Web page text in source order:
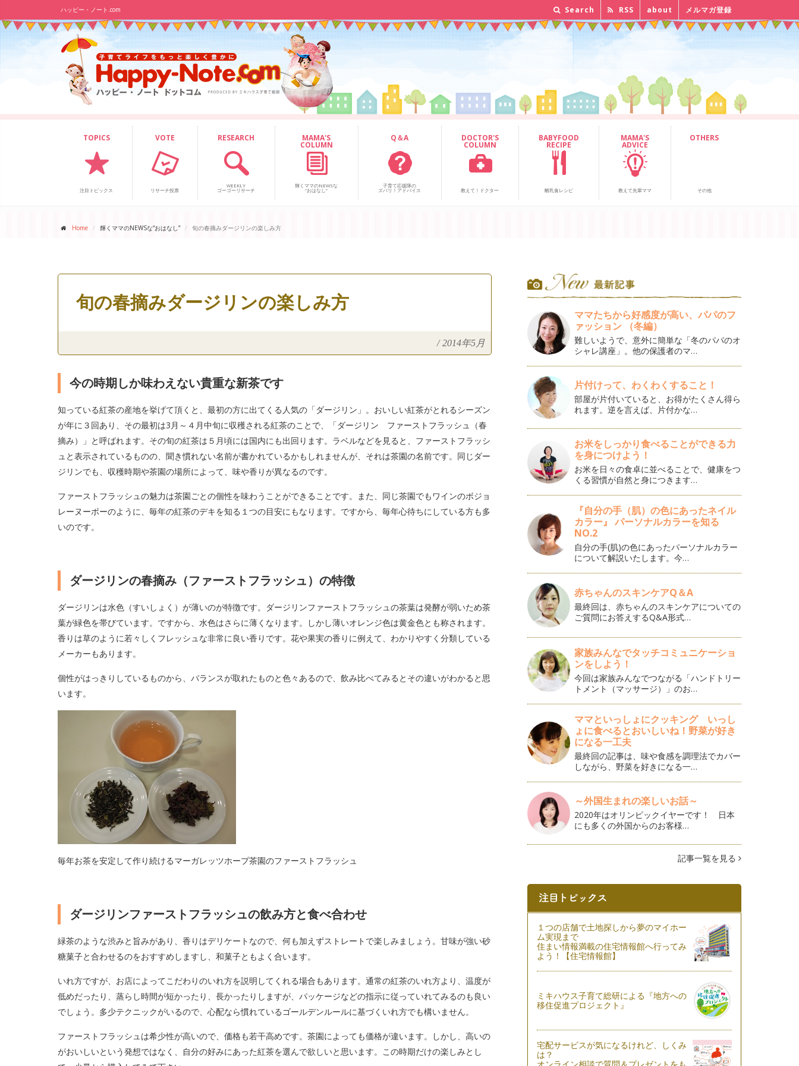
ハッピー・ノート.com Search RSS about メルマガ登録
TOPICS
注目トピックス
VOTE
リサーチ投票
RESEARCH
WEEKLY
ゴーゴーリサーチ
MAMA'S
COLUMN
輝くママのNEWSな
“おはなし”
Q＆A
子育て応援隊の
ズバリ！アドバイス
DOCTOR'S
COLUMN
教えて！ドクター
BABYFOOD
RECIPE
離乳食レシピ
MAMA'S
ADVICE
教えて先輩ママ
OTHERS
その他
Home 輝くママのNEWSな“おはなし” 旬の春摘みダージリンの楽しみ方
旬の春摘みダージリンの楽しみ方
/ 2014年5月
今の時期しか味わえない貴重な新茶です
知っている紅茶の産地を挙げて頂くと、最初の方に出てくる人気の「ダージリン」。おいしい紅茶がとれるシーズン
が年に３回あり、その最初は3月～４月中旬に収穫される紅茶のことで、「ダージリン ファーストフラッシュ（春
摘み）」と呼ばれます。その旬の紅茶は５月頃には国内にも出回ります。ラベルなどを見ると、ファーストフラッシ
ュと表示されているものの、聞き慣れない名前が書かれているかもしれませんが、それは茶園の名前です。同じダー
ジリンでも、収穫時期や茶園の場所によって、味や香りが異なるのです。
ファーストフラッシュの魅力は茶園ごとの個性を味わうことができることです。また、同じ茶園でもワインのボジョ
レーヌーボーのように、毎年の紅茶のデキを知る１つの目安にもなります。ですから、毎年心待ちにしている方も多
いのです。
ダージリンの春摘み（ファーストフラッシュ）の特徴
ダージリンは水色（すいしょく）が薄いのが特徴です。ダージリンファーストフラッシュの茶葉は発酵が弱いため茶
葉が緑色を帯びています。ですから、水色はさらに薄くなります。しかし薄いオレンジ色は黄金色とも称されます。
香りは草のように若々しくフレッシュな非常に良い香りです。花や果実の香りに例えて、わかりやすく分類している
メーカーもあります。
個性がはっきりしているものから、バランスが取れたものと色々あるので、飲み比べてみるとその違いがわかると思
います。
毎年お茶を安定して作り続けるマーガレッツホープ茶園のファーストフラッシュ
ダージリンファーストフラッシュの飲み方と食べ合わせ
緑茶のような渋みと旨みがあり、香りはデリケートなので、何も加えずストレートで楽しみましょう。甘味が強い砂
糖菓子と合わせるのをおすすめしますし、和菓子ともよく合います。
いれ方ですが、お店によってこだわりのいれ方を説明してくれる場合もあります。通常の紅茶のいれ方より、温度が
低めだったり、蒸らし時間が短かったり、長かったりしますが、パッケージなどの指示に従っていれてみるのも良い
でしょう。多少テクニックがいるので、心配なら慣れているゴールデンルールに基づくいれ方でも構いません。
ファーストフラッシュは希少性が高いので、価格も若干高めです。茶園によっても価格が違います。しかし、高いの
がおいしいという発想ではなく、自分の好みにあった紅茶を選んで欲しいと思います。この時期だけの楽しみとし
ママたちから好感度が高い、パパのフ
ァッション （冬編）
難しいようで、意外に簡単な「冬のパパのオ
シャレ講座」。他の保護者のマ…
片付けって、わくわくすること！
部屋が片付いていると、お得がたくさん得ら
れます。逆を言えば、片付かな…
お米をしっかり食べることができる力
を身につけよう！
お米を日々の食卓に並べることで、健康をつ
くる習慣が自然と身につきます…
『自分の手（肌）の色にあったネイル
カラー』 パーソナルカラーを知る
NO.2
自分の手(肌)の色にあったパーソナルカラー
について解説いたします。今…
赤ちゃんのスキンケアQ＆A
最終回は、赤ちゃんのスキンケアについての
ご質問にお答えするQ&A形式…
家族みんなでタッチコミュニケーショ
ンをしよう！
今回は家族みんなでつながる「ハンドトリー
トメント（マッサージ）」のお…
ママといっしょにクッキング いっし
ょに食べるとおいしいね！野菜が好き
になる一工夫
最終回の記事は、味や食感を調理法でカバー
しながら、野菜を好きになる一…
～外国生まれの楽しいお話～
2020年はオリンピックイヤーです！ 日本
にも多くの外国からのお客様…
記事一覧を見る
１つの店舗で土地探しから夢のマイホー
ム実現まで
住まい情報満載の住宅情報館へ行ってみ
よう！【住宅情報館】
ミキハウス子育て総研による『地方への
移住促進プロジェクト』
宅配サービスが気になるけれど、しくみ
は？
オンライン相談で質問＆プレゼントをも